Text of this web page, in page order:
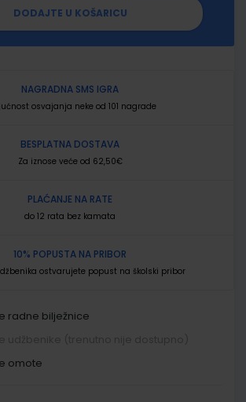
DODAJTE U KOŠARICU
NAGRADNA SMS IGRA
osvajanja neke od 101 nagrade
BESPLATNA DOSTAVA
Za iznose veće od 62,50€
PLAĆANJE NA RATE
do 12 rata bez kamata
10% POPUSTA NA PRIBOR
ostvarujete popust na školski pribor
radne bilježnice
omote